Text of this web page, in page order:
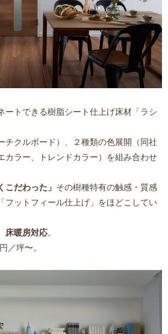
ートできる樹脂シート仕上げ床材 「ラシ
チクルボード ）、２種類の色展開（同社
カラー、トレンドカラー）を組み合わせ
こだわった」 その樹種特有の触感・質感
フットフィール仕上げ 」をほどこしてい
床暖房対応。
／坪〜。